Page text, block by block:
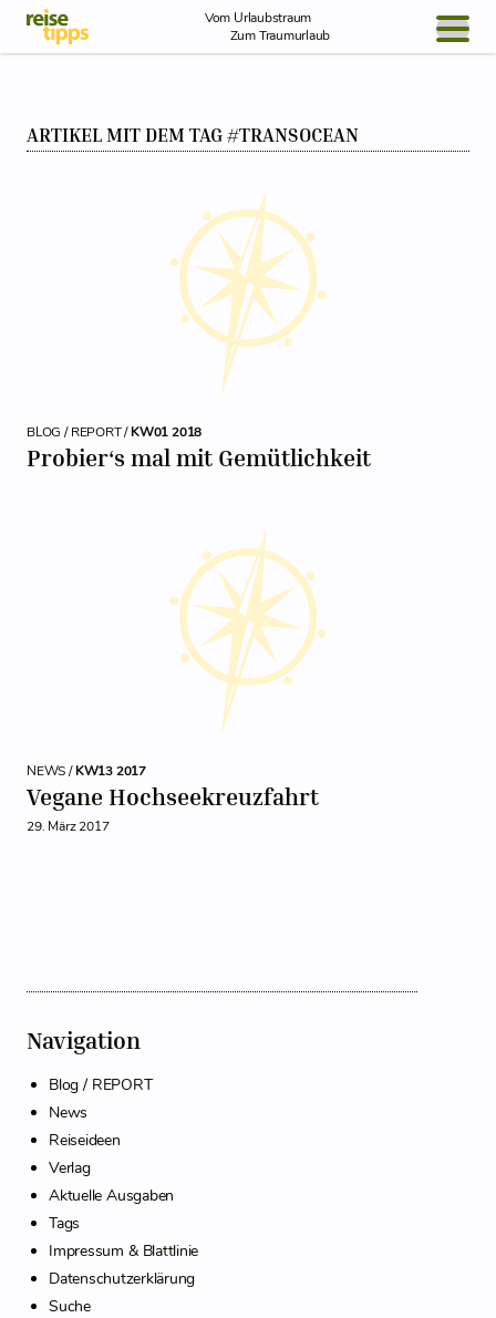
Skip to Content
Vom Urlaubstraum
Zum Traumurlaub
NEWS
ARTIKEL MIT DEM TAG #TRANSOCEAN
BLOG / REPORT /KW01 2018
Probier‘s mal mit Gemütlichkeit
NEWS /KW13 2017
Vegane Hochseekreuzfahrt
29. März 2017
Navigation
Blog / REPORT
News
Reiseideen
Verlag
Aktuelle Ausgaben
Tags
Impressum & Blattlinie
Datenschutzerklärung
Suche